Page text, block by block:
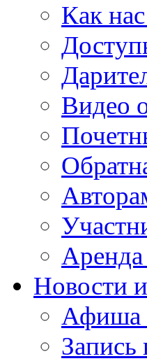
Как
Видео
Новости
Афиша
Запись